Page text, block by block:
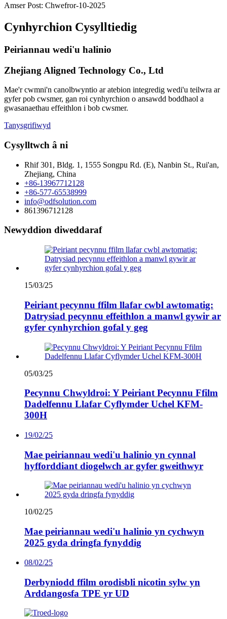
Amser Post: Chwefror-10-2025
Cynhyrchion Cysylltiedig
Peiriannau wedi'u halinio
Zhejiang Aligned Technology Co., Ltd
Mae'r cwmni'n canolbwyntio ar atebion integredig wedi'u teilwra ar
gyfer pob cwsmer, gan roi cynhyrchion o ansawdd boddhaol a
gwasanaethau effeithlon i bob cwsmer.
Tanysgrifiwyd
Cysylltwch â ni
Rhif 301, Bldg. 1, 1555 Songpu Rd. (E), Nanbin St., Rui'an,
Zhejiang, China
+86-13967712128
+86-577-65538999
info@odfsolution.com
861396712128
Newyddion diweddaraf
15/03/25
Peiriant pecynnu ffilm llafar cwbl awtomatig:
Datrysiad pecynnu effeithlon a manwl gywir ar
gyfer cynhyrchion gofal y geg
05/03/25
Pecynnu Chwyldroi: Y Peiriant Pecynnu Ffilm
Dadelfennu Llafar Cyflymder Uchel KFM-
300H
19/02/25
Mae peiriannau wedi'u halinio yn cynnal
hyfforddiant diogelwch ar gyfer gweithwyr
10/02/25
Mae peiriannau wedi'u halinio yn cychwyn
2025 gyda dringfa fynyddig
08/02/25
Derbyniodd ffilm orodisbli nicotin sylw yn
Arddangosfa TPE yr UD